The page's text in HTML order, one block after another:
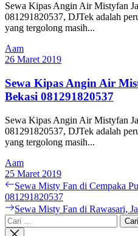
Sewa Kipas Angin Air Mistyfan
081291820537, DJTek adalah
yang tergolong masih...
Aam
26 Maret 2019
Sewa Kipas Angin Air
Bekasi 081291820537
Sewa Kipas Angin Air Mistyfan
081291820537, DJTek adalah
yang tergolong masih...
Aam
25 Maret 2019
Navigasi
pos
Previous
post:
Sewa Misty Fan di Cempaka
081291820537
Next
post:
Sewa Misty Fan di Rawasari,
Cari
untuk: